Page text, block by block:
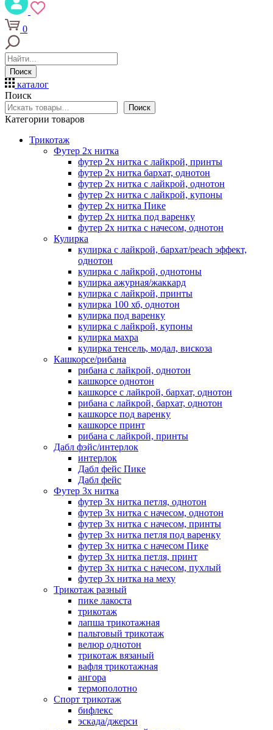
0
Поиск
каталог
Поиск
Поиск
Категории товаров
Трикотаж
Футер 2х нитка
футер 2х нитка с лайкрой, принты
футер 2х нитка бархат, однотон
футер 2х нитка с лайкрой, однотон
футер 2х нитка с лайкрой, купоны
футер 2х нитка Пике
футер 2х нитка под варенку
футер 2х нитка с начесом, однотон
Кулирка
кулирка с лайкрой, бархат/peach эффект,
однотон
кулирка с лайкрой, однотоны
кулирка ажурная/жаккард
кулирка с лайкрой, принты
кулирка 100 хб, однотон
кулирка под варенку
кулирка с лайкрой, купоны
кулирка махра
кулирка тенсель, модал, вискоза
Кашкорсе/рибана
рибана с лайкрой, однотон
кашкорсе однотон
кашкорсе с лайкрой, бархат, однотон
рибана с лайкрой, бархат, однотон
кашкорсе под варенку
кашкорсе принт
рибана с лайкрой, принты
Дабл фэйс/интерлок
интерлок
Дабл фейс Пике
Дабл фейс
Футер 3х нитка
футер 3х нитка петля, однотон
футер 3х нитка с начесом, однотон
футер 3х нитка с начесом, принты
футер 3х нитка петля под варенку
футер 3х нитка с начесом Пике
футер 3х нитка петля, принт
футер 3х нитка с начесом, пухлый
футер 3х нитка на меху
Трикотаж разный
пике лакоста
трикотаж
лапша трикотажная
пальтовый трикотаж
велюр однотон
трикотаж вязаный
вафля трикотажная
ангора
термополотно
Спорт трикотаж
бифлекс
эскада/джерси